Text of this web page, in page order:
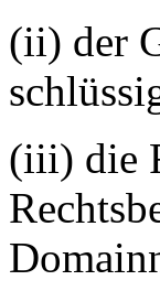
(ii) der
(iii) die